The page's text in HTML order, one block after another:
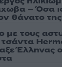
– Όσα
θάνατο
με τους
Έλληνας